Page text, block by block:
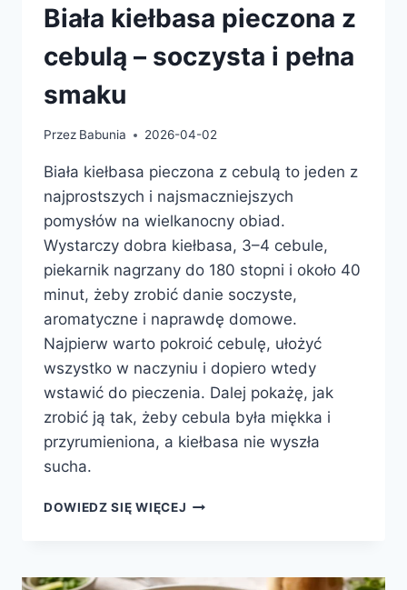
Biała kiełbasa pieczona z
cebulą – soczysta i pełna
smaku
Przez Babunia 2026-04-02
Biała kiełbasa pieczona z cebulą to jeden z
najprostszych i najsmaczniejszych
pomysłów na wielkanocny obiad.
Wystarczy dobra kiełbasa, 3–4 cebule,
piekarnik nagrzany do 180 stopni i około 40
minut, żeby zrobić danie soczyste,
aromatyczne i naprawdę domowe.
Najpierw warto pokroić cebulę, ułożyć
wszystko w naczyniu i dopiero wtedy
wstawić do pieczenia. Dalej pokażę, jak
zrobić ją tak, żeby cebula była miękka i
przyrumieniona, a kiełbasa nie wyszła
sucha.
DOWIEDZ SIĘ WIĘCEJ BIAŁA
CEBULĄ